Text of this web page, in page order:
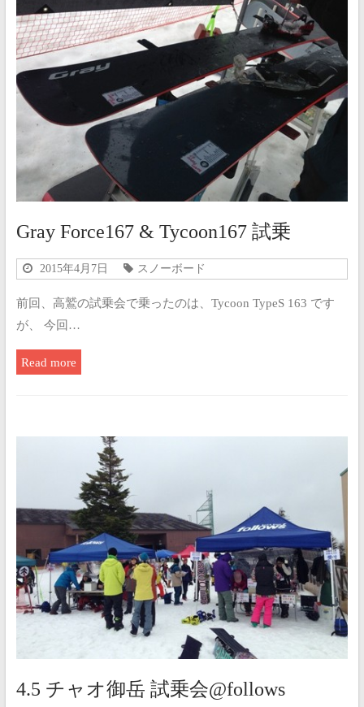
Gray Force167 & Tycoon167 試乗
2015年4月7日 スノーボード
前回、高鷲の試乗会で乗ったのは、Tycoon TypeS 163 です
が、 今回…
Read more
4.5 チャオ御岳 試乗会@follows